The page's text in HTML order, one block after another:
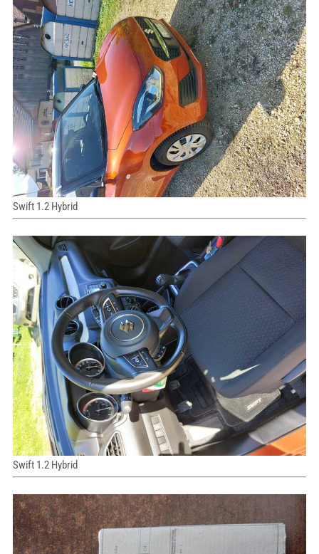
Swift 1.2 Hybrid
Swift 1.2 Hybrid